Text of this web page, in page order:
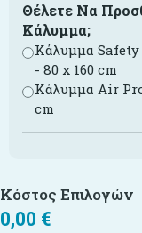
Θέλετε Να
Κάλυμμα;
Κάλυμμα
- 80 x 160 cm
Κάλυμμα Air
cm
Κόστος Επιλογών
0,00 €